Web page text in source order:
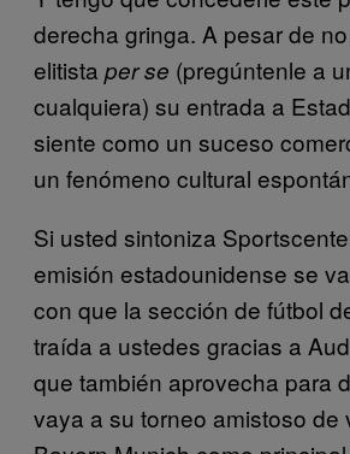
derecha gringa. A pesar de
elitista per se (pregúntenle a
cualquiera) su entrada a
siente como un suceso
un fenómeno cultural
Si usted sintoniza
emisión estadounidense se
con que la sección de fútbol
traída a ustedes gracias a
que también aprovecha para
vaya a su torneo amistoso de